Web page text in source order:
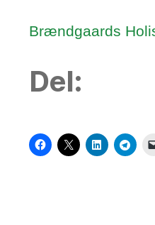
Brændgaards
Del: